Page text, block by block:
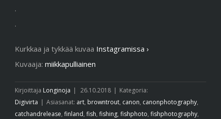
.
.
Kurkkaa ja tykkää kuvaa Instagramissa ›
Kuvaaja: miikkapulliainen
Kirjoittaja Longinoja | 26.10.2018 | Kategoria:
Digivirta | Asiasanat: art, browntrout, canon, canonphotography,
catchandrelease, finland, fish, fishing, fishphoto, fishphotography,